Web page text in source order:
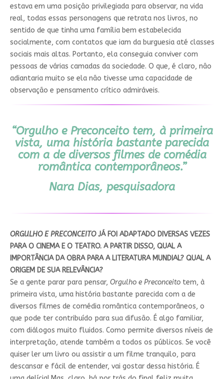
estava em uma posição privilegiada para observar, na vida
real, todas essas personagens que retrata nos livros, no
sentido de que tinha uma família bem estabelecida
socialmente, com contatos que iam da burguesia até classes
sociais mais altas. Portanto, ela conseguia conviver com
pessoas de várias camadas da sociedade. O que, é claro, não
adiantaria muito se ela não tivesse uma capacidade de
observação e pensamento crítico admiráveis.
“Orgulho e Preconceito tem, à primeira
vista, uma história bastante parecida
com a de diversos filmes de comédia
romântica contemporâneos.”
Nara Dias, pesquisadora
ORGULHO E PRECONCEITOJÁ FOI ADAPTADO DIVERSAS VEZES
PARA O CINEMA E O TEATRO. A PARTIR DISSO, QUAL A
IMPORTÂNCIA DA OBRA PARA A LITERATURA MUNDIAL? QUAL A
ORIGEM DE SUA RELEVÂNCIA?
Se a gente parar para pensar, Orgulho e Preconceitotem, à
primeira vista, uma história bastante parecida com a de
diversos filmes de comédia romântica contemporâneos, o
que pode ter contribuído para sua difusão. É algo familiar,
com diálogos muito fluidos. Como permite diversos níveis de
interpretação, atende também a todos os públicos. Se você
quiser ler um livro ou assistir a um filme tranquilo, para
descansar e fácil de entender, vai gostar dessa história. É